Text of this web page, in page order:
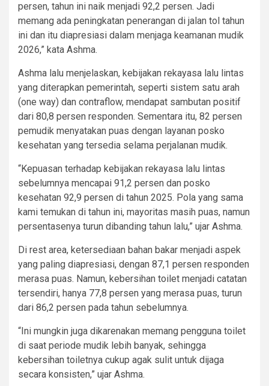
persen, tahun ini naik menjadi 92,2 persen. Jadi
memang ada peningkatan penerangan di jalan tol tahun
ini dan itu diapresiasi dalam menjaga keamanan mudik
2026,” kata Ashma.
Ashma lalu menjelaskan, kebijakan rekayasa lalu lintas
yang diterapkan pemerintah, seperti sistem satu arah
(one way) dan contraflow, mendapat sambutan positif
dari 80,8 persen responden. Sementara itu, 82 persen
pemudik menyatakan puas dengan layanan posko
kesehatan yang tersedia selama perjalanan mudik.
“Kepuasan terhadap kebijakan rekayasa lalu lintas
sebelumnya mencapai 91,2 persen dan posko
kesehatan 92,9 persen di tahun 2025. Pola yang sama
kami temukan di tahun ini, mayoritas masih puas, namun
persentasenya turun dibanding tahun lalu,” ujar Ashma.
Di rest area, ketersediaan bahan bakar menjadi aspek
yang paling diapresiasi, dengan 87,1 persen responden
merasa puas. Namun, kebersihan toilet menjadi catatan
tersendiri, hanya 77,8 persen yang merasa puas, turun
dari 86,2 persen pada tahun sebelumnya.
“Ini mungkin juga dikarenakan memang pengguna toilet
di saat periode mudik lebih banyak, sehingga
kebersihan toiletnya cukup agak sulit untuk dijaga
secara konsisten,” ujar Ashma.